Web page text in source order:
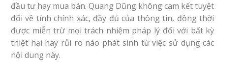
đầu tư hay mua bán. Quang Dũng không cam kết tuyệt
đối về tính chính xác, đầy đủ của thông tin, đồng thời
được miễn trừ mọi trách nhiệm pháp lý đối với bất kỳ
thiệt hại hay rủi ro nào phát sinh từ việc sử dụng các
nội dung này.